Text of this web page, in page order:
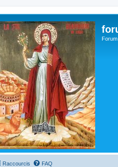
Raccourcis FAQ